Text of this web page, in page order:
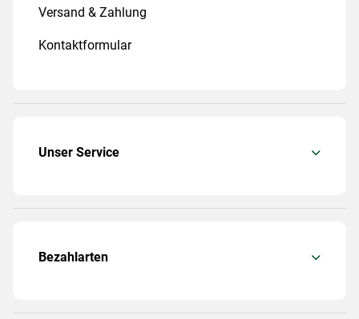
Versand & Zahlung
Kontaktformular
Unser Service
Bezahlarten